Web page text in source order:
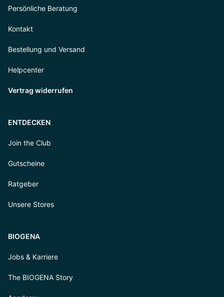
Persönliche Beratung
Kontakt
Bestellung und Versand
Helpcenter
Vertrag widerrufen
ENTDECKEN
Join the Club
Gutscheine
Ratgeber
Unsere Stores
BIOGENA
Jobs & Karriere
The BIOGENA Story